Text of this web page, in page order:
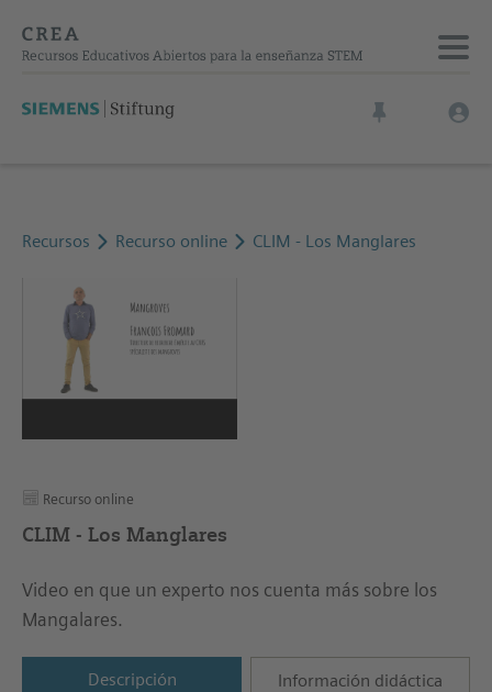
Recursos Recurso online CLIM - Los Manglares
Recurso online
CLIM - Los Manglares
Video en que un experto nos cuenta más sobre los
Mangalares.
Descripción Información didáctica